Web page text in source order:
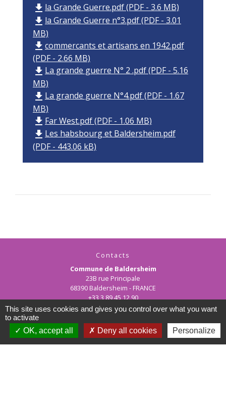
file_download la Grande Guerre.pdf (PDF - 3.6 MB)
file_download la Grande Guerre n°3.pdf (PDF - 3.01
MB)
file_download commercants et artisans en 1942.pdf
(PDF - 2.66 MB)
file_download La grande guerre N° 2 .pdf (PDF - 5.16
MB)
file_download La grande guerre N°4.pdf (PDF - 1.67
MB)
file_download Far West.pdf (PDF - 1.06 MB)
file_download Les habsbourg et Baldersheim.pdf
(PDF - 443.06 kB)
Contacts
Commune de Baldersheim
23B rue Principale
68390 Baldersheim - FRANCE
+33 3 89 45 12 90
Contact par formulaire
Horaires d'ouverture de la mairie :
This site uses cookies and gives you control over what you want
to activate
OK, accept all
Deny all cookies Personalize